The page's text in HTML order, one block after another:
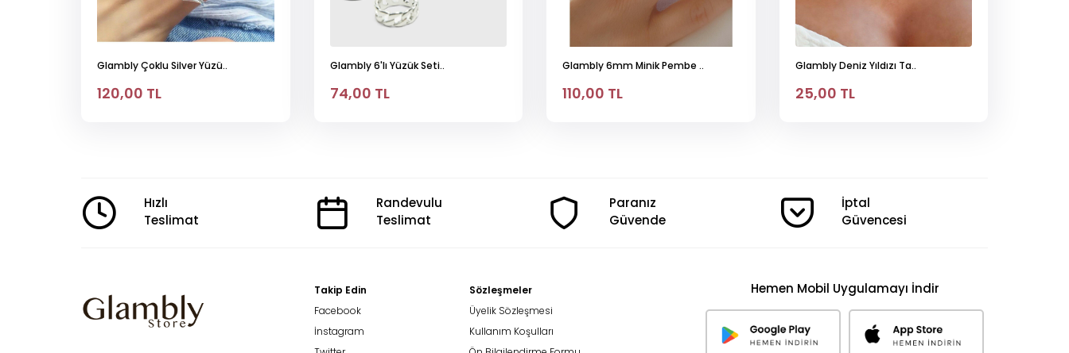
Glambly Çoklu Silver Yüzü..
120,00 TL
Glambly 6'lı Yüzük Seti..
74,00 TL
Glambly 6mm Minik Pembe ..
110,00 TL
Glambly Deniz Yıldızı Ta..
25,00 TL
Hızlı
Teslimat
Randevulu
Teslimat
Paranız
Güvende
İptal
Güvencesi
Takip Edin
Facebook
İnstagram
Sözleşmeler
Üyelik Sözleşmesi
Kullanım Koşulları
Hemen Mobil Uygulamayı İndir